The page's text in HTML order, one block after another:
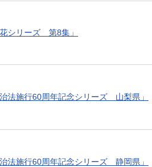
花シリーズ 第8集」
治法施行60周年記念シリーズ 山梨県」
治法施行60周年記念シリーズ 静岡県」